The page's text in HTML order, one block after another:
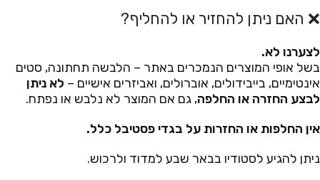
הֵנְּגִישׁוּת
ALT+0
❌ האם ניתן להחזיר או להחליף?
לצערנו לא.
בשל אופי המוצרים הנמכרים באתר – הלבשה תחתונה, סטים
אינטימיים, בייבידולים, אוברולים, ואביזרים אישיים – לא ניתן
לבצע החזרה או החלפה, גם אם המוצר לא נלבש או נפתח.
אין החלפות או החזרות על בגדי פסטיבל כלל.
ניתן להגיע לסטודיו בבאר שבע למדוד ולרכוש.